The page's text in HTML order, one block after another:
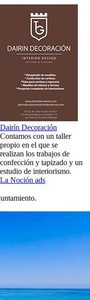
Dairín Decoración
Contamos con un taller
propio en el que se
realizan los trabajos de
confección y tapizado y un
estudio de interiorismo.
La Noción ads